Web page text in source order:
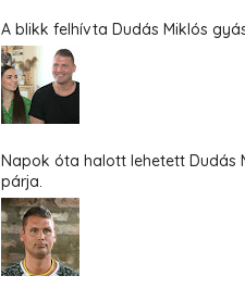
A blikk felhívta Dudás Miklós
Napok óta halott lehetett Dudás
párja.